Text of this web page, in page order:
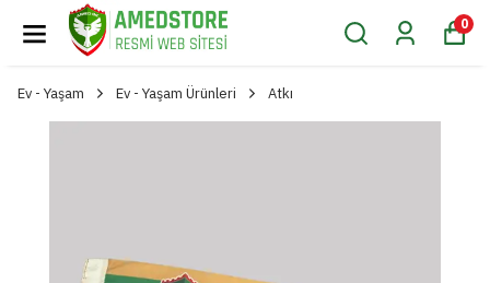
0
Ev - Yaşam Ev - Yaşam Ürünleri Atkı